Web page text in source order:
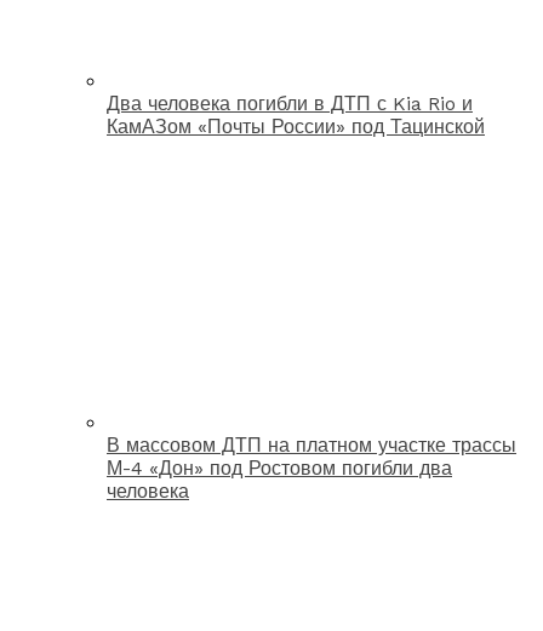
Два человека погибли в ДТП с Kia Rio и
КамАЗом «Почты России» под Тацинской
В массовом ДТП на платном участке трассы
М-4 «Дон» под Ростовом погибли два
человека